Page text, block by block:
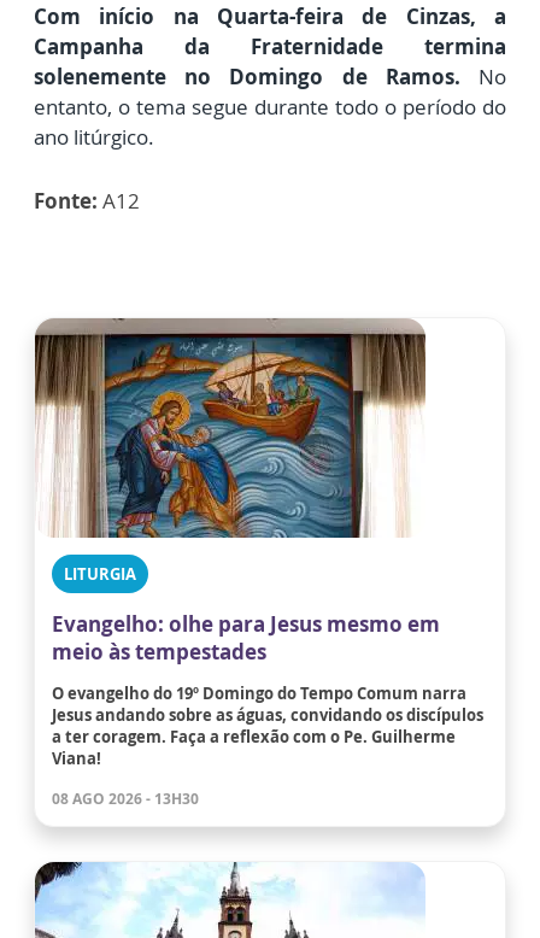
Com início na Quarta-feira de Cinzas, a
Campanha da Fraternidade termina
solenemente no Domingo de Ramos. No
entanto, o tema segue durante todo o período do
ano litúrgico.
Fonte: A12
LITURGIA
Evangelho: olhe para Jesus mesmo em
meio às tempestades
O evangelho do 19º Domingo do Tempo Comum narra
Jesus andando sobre as águas, convidando os discípulos
a ter coragem. Faça a reflexão com o Pe. Guilherme
Viana!
08 AGO 2026 - 13H30